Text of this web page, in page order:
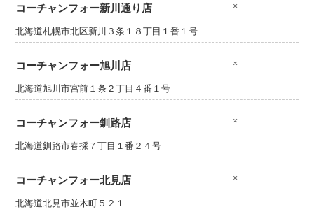
コーチャンフォー新川通り店 ×
北海道札幌市北区新川３条１８丁目１番１号
コーチャンフォー旭川店 ×
北海道旭川市宮前１条２丁目４番１号
コーチャンフォー釧路店 ×
北海道釧路市春採７丁目１番２４号
コーチャンフォー北見店 ×
北海道北見市並木町５２１